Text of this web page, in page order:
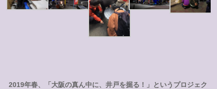
2019年春、「大阪の真ん中に、井戸を掘る！」というプロジェク